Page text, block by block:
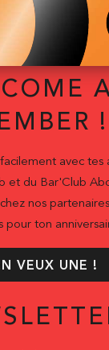
!
avec tes
et du Bar'Club
nos
pour ton
VEUX UNE !